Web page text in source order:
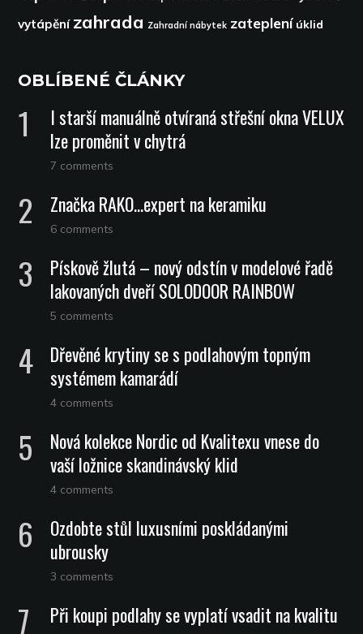
vytápění zahrada Zahradní nábytek zateplení úklid
OBLÍBENÉ ČLÁNKY
I starší manuálně otvíraná střešní okna VELUX
lze proměnit v chytrá
7 comments
Značka RAKO…expert na keramiku
6 comments
Pískově žlutá – nový odstín v modelové řadě
lakovaných dveří SOLODOOR RAINBOW
5 comments
Dřevěné krytiny se s podlahovým topným
systémem kamarádí
4 comments
Nová kolekce Nordic od Kvalitexu vnese do
vaší ložnice skandinávský klid
4 comments
Ozdobte stůl luxusními poskládanými
ubrousky
3 comments
Při koupi podlahy se vyplatí vsadit na kvalitu